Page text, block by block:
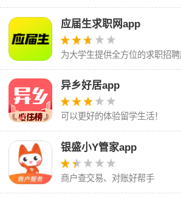
应届生求职网app
为大学生提供全方位的求职招聘
异乡好居app
可以更好的体验留学生活！
银盛小Y管家app
商户查交易、对账好帮手